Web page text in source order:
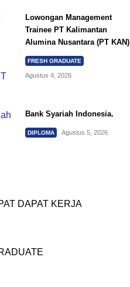
Lowongan Management
Trainee PT Kalimantan
Alumina Nusantara (PT KAN)
FRESH GRADUATE
Agustus 4, 2026
Bank Syariah Indonesia.
DIPLOMA Agustus 5, 2026
DAPAT KERJA